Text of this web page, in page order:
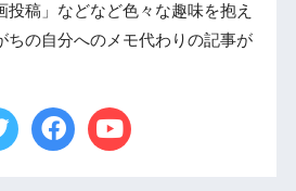
投稿」などなど色々な趣味を抱え
ちの自分へのメモ代わりの記事が